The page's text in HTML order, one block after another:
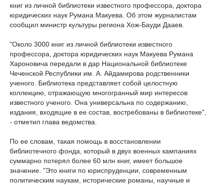
книг из личной библиотеки известного профессора, доктора
юридических наук Румана Макуева. Об этом журналистам
сообщил министр культуры региона Хож-Бауди Дааев.
"Около 3000 книг из личной библиотеки известного
профессора, доктора юридических наук Макуева Румана
Хароновича передали в дар Национальной библиотеке
Чеченской Республики им. А. Айдамирова родственники
ученого. Библиотека представляет собой целостную
коллекцию, отражающую многогранный мир интересов
известного ученого. Она универсальна по содержанию,
издания, входящие в ее состав, востребованы в библиотеке",
- отметил глава ведомства.
По ее словам, такая помощь в восстановлении
библиотечного фонда, который в двух военных кампаниях
суммарно потерял более 60 млн книг, имеет большое
значение. "Это книги по юриспруденции, современным
политическим наукам, исторические романы, научные и